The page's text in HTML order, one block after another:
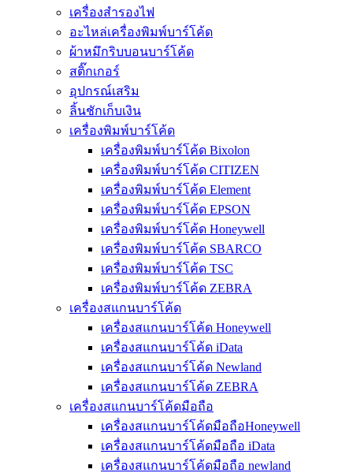
เครื่องสำรองไฟ
อะไหล่เครื่องพิมพ์บาร์โค้ด
ผ้าหมึกริบบอนบาร์โค้ด
สติ๊กเกอร์
อุปกรณ์เสริม
ลิ้นชักเก็บเงิน
เครื่องพิมพ์บาร์โค้ด
เครื่องพิมพ์บาร์โค้ด Bixolon
เครื่องพิมพ์บาร์โค้ด CITIZEN
เครื่องพิมพ์บาร์โค้ด Element
เครื่องพิมพ์บาร์โค้ด EPSON
เครื่องพิมพ์บาร์โค้ด Honeywell
เครื่องพิมพ์บาร์โค้ด SBARCO
เครื่องพิมพ์บาร์โค้ด TSC
เครื่องพิมพ์บาร์โค้ด ZEBRA
เครื่องสแกนบาร์โค้ด
เครื่องสแกนบาร์โค้ด Honeywell
เครื่องสแกนบาร์โค้ด iData
เครื่องสแกนบาร์โค้ด Newland
เครื่องสแกนบาร์โค้ด ZEBRA
เครื่องสแกนบาร์โค้ดมือถือ
เครื่องสแกนบาร์โค้ดมือถือHoneywell
เครื่องสแกนบาร์โค้ดมือถือ iData
เครื่องสแกนบาร์โค้ดมือถือ newland